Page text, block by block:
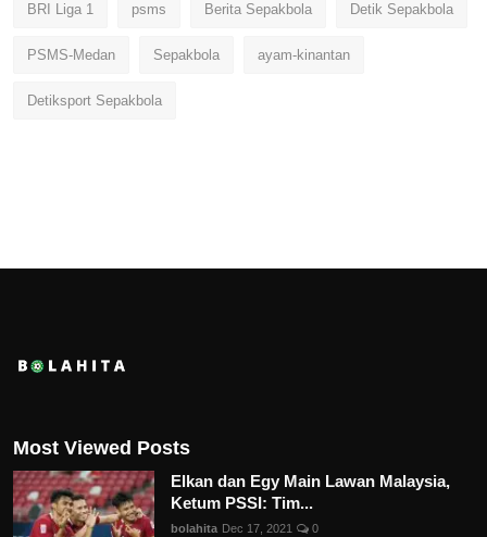
BRI Liga 1 psms Berita Sepakbola Detik Sepakbola
PSMS-Medan Sepakbola ayam-kinantan
Detiksport Sepakbola
Most Viewed Posts
Elkan dan Egy Main Lawan Malaysia,
Ketum PSSI: Tim...
bolahita Dec 17, 2021 0